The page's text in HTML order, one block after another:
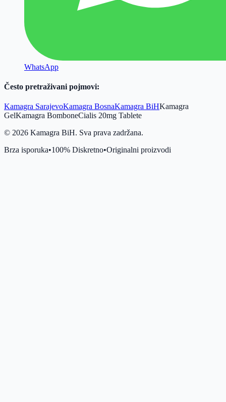
WhatsApp
Često pretraživani pojmovi:
Kamagra SarajevoKamagra BosnaKamagra BiHKamagra
GelKamagra BomboneCialis 20mg Tablete
© 2026 Kamagra BiH. Sva prava zadržana.
Brza isporuka•100% Diskretno•Originalni proizvodi